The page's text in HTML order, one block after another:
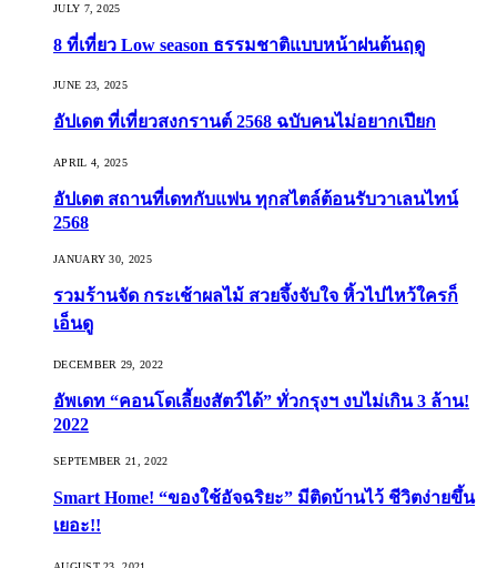
JULY 7, 2025
8 ที่เที่ยว Low season ธรรมชาติแบบหน้าฝนต้นฤดู️
JUNE 23, 2025
อัปเดต ที่เที่ยวสงกรานต์ 2568 ฉบับคนไม่อยากเปียก
APRIL 4, 2025
อัปเดต สถานที่เดทกับแฟน ทุกสไตล์ต้อนรับวาเลนไทน์
2568
JANUARY 30, 2025
รวมร้านจัด กระเช้าผลไม้ สวยจึ้งจับใจ หิ้วไปไหว้ใครก็
เอ็นดู
DECEMBER 29, 2022
อัพเดท “คอนโดเลี้ยงสัตว์ได้” ทั่วกรุงฯ งบไม่เกิน 3 ล้าน!
2022
SEPTEMBER 21, 2022
Smart Home! “ของใช้อัจฉริยะ” มีติดบ้านไว้ ชีวิตง่ายขึ้น
เยอะ!!